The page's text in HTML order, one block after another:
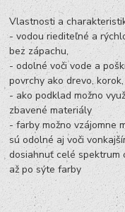
Vlastnosti a
- vodou riediteľné a
bez zápachu,
- odolné voči vode a
povrchy ako drevo,
- ako podklad možno
zbavené materiály
- farby možno vzájomne
sú odolné aj voči
dosiahnuť celé spektrum
až po sýte farby